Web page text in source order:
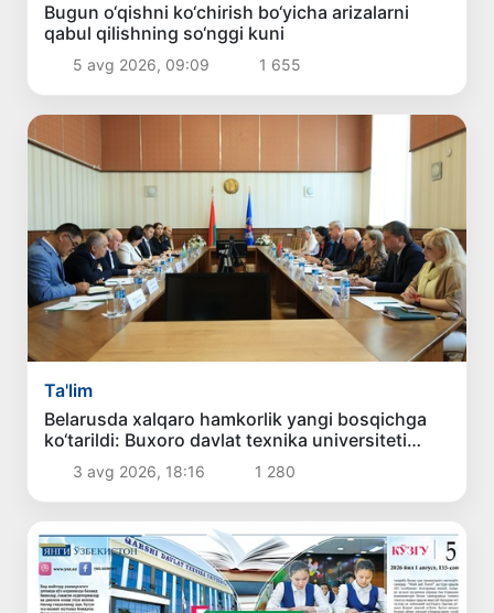
Bugun o‘qishni ko‘chirish bo‘yicha arizalarni
qabul qilishning so‘nggi kuni
5 avg 2026, 09:09 1 655
Ta'lim
Belarusda xalqaro hamkorlik yangi bosqichga
ko‘tarildi: Buxoro davlat texnika universiteti
delegatsiyasining xizmat safari samarali
yakunlandi
3 avg 2026, 18:16 1 280